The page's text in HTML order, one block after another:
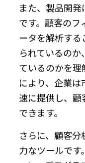
また、製品開
です。顧客の
ータを解析する
られているの
ているのかを
により、企業
速に提供し、
できます。
さらに、顧客
力なツールです